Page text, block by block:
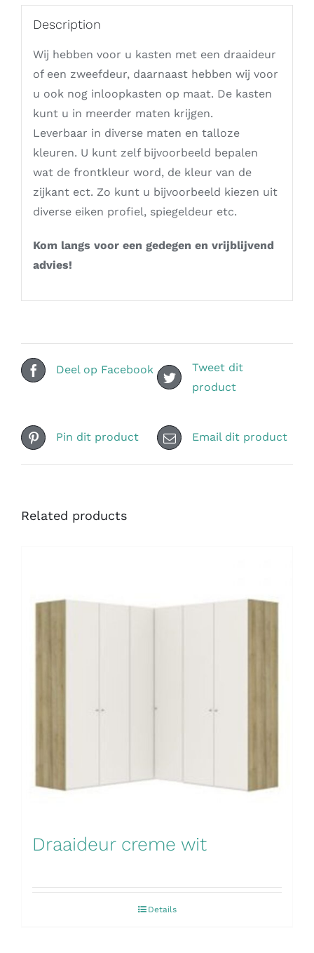
Description
Wij hebben voor u kasten met een draaideur
of een zweefdeur, daarnaast hebben wij voor
u ook nog inloopkasten op maat. De kasten
kunt u in meerder maten krijgen.
Leverbaar in diverse maten en talloze
kleuren. U kunt zelf bijvoorbeeld bepalen
wat de frontkleur word, de kleur van de
zijkant ect. Zo kunt u bijvoorbeeld kiezen uit
diverse eiken profiel, spiegeldeur etc.
Kom langs voor een gedegen en vrijblijvend
advies!
Deel op Facebook
Tweet dit
product
Pin dit product Email dit product
Related products
Draaideur creme wit
Details